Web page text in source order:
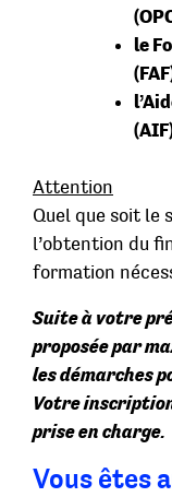
le
Attention
Quel que soit le
l’obtention du
formation
Suite à votre
proposée par
les démarches
Votre
prise en charge.
Vous êtes